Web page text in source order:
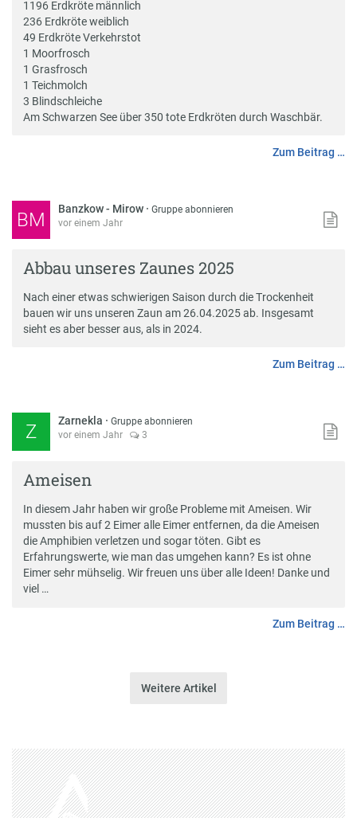
1196 Erdkröte männlich
236 Erdkröte weiblich
49 Erdkröte Verkehrstot
1 Moorfrosch
1 Grasfrosch
1 Teichmolch
3 Blindschleiche
Am Schwarzen See über 350 tote Erdkröten durch Waschbär.
Zum Beitrag …
BM Banzkow - Mirow ·Gruppe abonnieren
vor einem Jahr
Abbau unseres Zaunes 2025
Nach einer etwas schwierigen Saison durch die Trockenheit
bauen wir uns unseren Zaun am 26.04.2025 ab. Insgesamt
sieht es aber besser aus, als in 2024.
Zum Beitrag …
Z Zarnekla ·Gruppe abonnieren
vor einem Jahr
3
Ameisen
In diesem Jahr haben wir große Probleme mit Ameisen. Wir
mussten bis auf 2 Eimer alle Eimer entfernen, da die Ameisen
die Amphibien verletzen und sogar töten. Gibt es
Erfahrungswerte, wie man das umgehen kann? Es ist ohne
Eimer sehr mühselig. Wir freuen uns über alle Ideen! Danke und
viel …
Zum Beitrag …
Weitere Artikel